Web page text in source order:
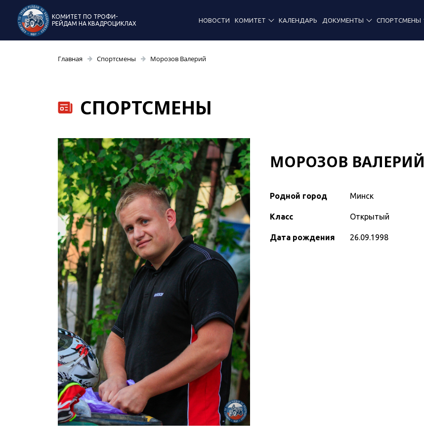
КОМИТЕТ ПО ТРОФИ-
РЕЙДАМ НА КВАДРОЦИКЛАХ
НОВОСТИ КОМИТЕТ КАЛЕНДАРЬ ДОКУМЕНТЫ СПОРТСМЕНЫ
Главная Спортсмены Морозов Валерий
СПОРТСМЕНЫ
МОРОЗОВ ВАЛЕРИЙ
Родной город Минск
Класс Открытый
Дата рождения 26.09.1998